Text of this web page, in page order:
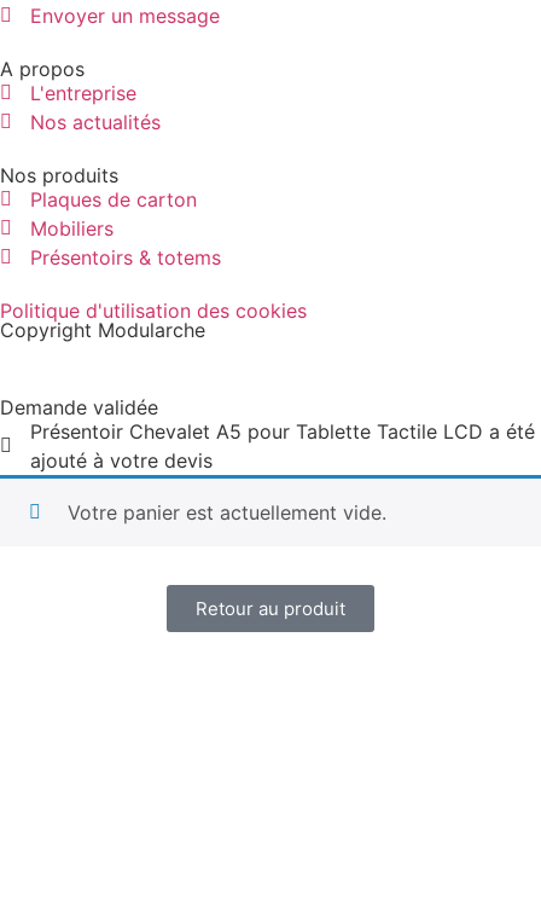
Envoyer un message
A propos
L'entreprise
Nos actualités
Nos produits
Plaques de carton
Mobiliers
Présentoirs & totems
Politique d'utilisation des cookies
Copyright Modularche
Demande validée
Présentoir Chevalet A5 pour Tablette Tactile LCD a été
ajouté à votre devis
Votre panier est actuellement vide.
Retour au produit